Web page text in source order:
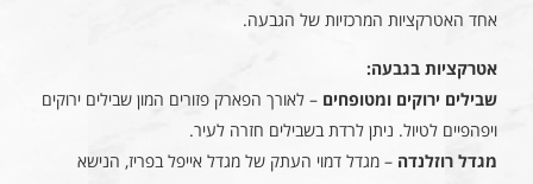
אחד האטרקציות המרכזיות של הגבעה.
אטרקציות בגבעה:
שבילים ירוקים ומטופחים – לאורך הפארק פזורים המון שבילים ירוקים
ויפהפיים לטיול. ניתן לרדת בשבילים חזרה לעיר.
מגדל רוזלנדה – מגדל דמוי העתק של מגדל אייפל בפריז, הנישא